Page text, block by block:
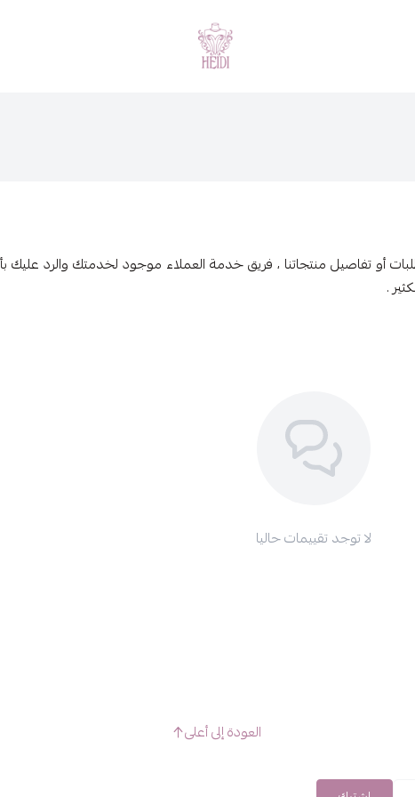
هايدي فاشن
أو تفاصيل منتجاتنا ، فريق خدمة العملاء موجود لخدمتك والرد عليك
.
لا توجد تقييمات حاليا
العودة إلى أعلى